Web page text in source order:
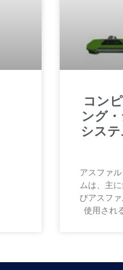
コン
ング
シス
アスファ
ムは、主
びアスフ
使用され